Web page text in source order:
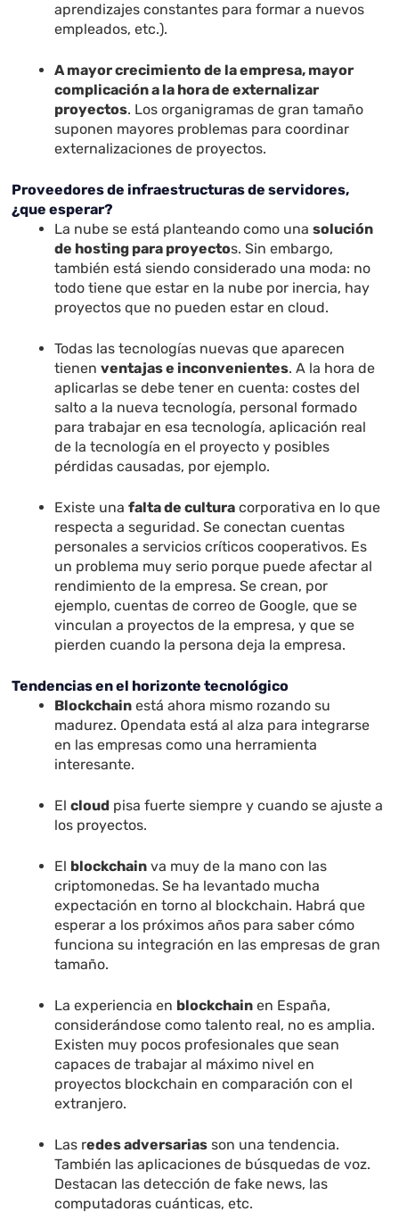
aprendizajes constantes para formar a nuevos
empleados, etc.).
A mayor crecimiento de la empresa, mayor
complicación a la hora de externalizar
proyectos. Los organigramas de gran tamaño
suponen mayores problemas para coordinar
externalizaciones de proyectos.
Proveedores de infraestructuras de servidores,
¿que esperar?
La nube se está planteando como unasolución
de hosting para proyectos. Sin embargo,
también está siendo considerado una moda: no
todo tiene que estar en la nube por inercia, hay
proyectos que no pueden estar en cloud.
Todas las tecnologías nuevas que aparecen
tienenventajas e inconvenientes. A la hora de
aplicarlas se debe tener en cuenta: costes del
salto a la nueva tecnología, personal formado
para trabajar en esa tecnología, aplicación real
de la tecnología en el proyecto y posibles
pérdidas causadas, por ejemplo.
Existe unafalta de cultura corporativa en lo que
respecta a seguridad. Se conectan cuentas
personales a servicios críticos cooperativos. Es
un problema muy serio porque puede afectar al
rendimiento de la empresa. Se crean, por
ejemplo, cuentas de correo de Google, que se
vinculan a proyectos de la empresa, y que se
pierden cuando la persona deja la empresa.
Tendencias en el horizonte tecnológico
Blockchain está ahora mismo rozando su
madurez. Opendata está al alza para integrarse
en las empresas como una herramienta
interesante.
Elcloud pisa fuerte siempre y cuando se ajuste a
los proyectos.
El blockchain va muy de la mano con las
criptomonedas. Se ha levantado mucha
expectación en torno al blockchain. Habrá que
esperar a los próximos años para saber cómo
funciona su integración en las empresas de gran
tamaño.
La experiencia en blockchain en España,
considerándose como talento real, no es amplia.
Existen muy pocos profesionales que sean
capaces de trabajar al máximo nivel en
proyectos blockchain en comparación con el
extranjero.
Las redes adversarias son una tendencia.
También las aplicaciones de búsquedas de voz.
Destacan las detección de fake news, las
computadoras cuánticas, etc.